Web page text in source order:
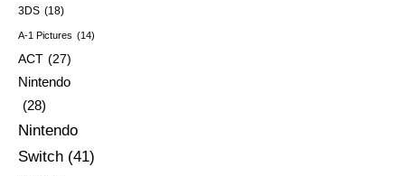
3DS (18)
A-1 Pictures (14)
ACT (27)
Nintendo
(28)
Nintendo
Switch (41)